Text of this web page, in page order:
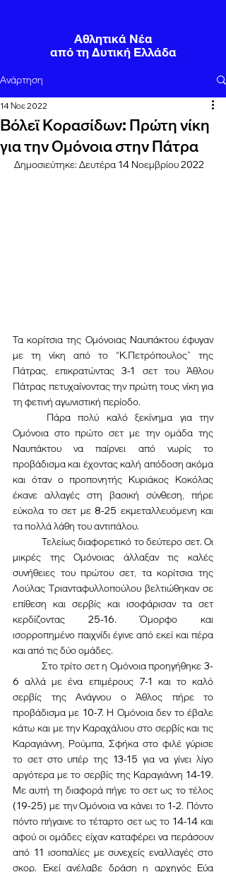
Αθλητικά Νέα
από τη Δυτική Ελλάδα
Ανάρτηση
Βόλεϊ Κορασίδων: Πρώτη νίκη
για την Ομόνοια στην Πάτρα
14 Νοε 2022
Τα κορίτσια της Ομόνοιας Ναυπάκτου έφυγαν
με τη νίκη από το “Κ.Πετρόπουλος” της
Πάτρας, επικρατώντας 3-1 σετ του Άθλου
Πάτρας πετυχαίνοντας την πρώτη τους νίκη για
τη φετινή αγωνιστική περίοδο.
Ομόνοια στο πρώτο σετ με την ομάδα της
Ναυπάκτου να παίρνει από νωρίς το
προβάδισμα και έχοντας καλή απόδοση ακόμα
και όταν ο προπονητής Κυριάκος Κοκόλας
έκανε αλλαγές στη βασική σύνθεση, πήρε
εύκολα το σετ με 8-25 εκμεταλλευόμενη και
τα πολλά λάθη του αντιπάλου.
μικρές της Ομόνοιας άλλαξαν τις καλές
συνήθειες του πρώτου σετ, τα κορίτσια της
Λούλας Τριανταφυλλοπούλου βελτιώθηκαν σε
επίθεση και σερβίς και ισοφάρισαν τα σετ
κερδίζοντας 25-16. Όμορφο και
ισορροπημένο παιχνίδι έγινε από εκεί και πέρα
και από τις δύο ομάδες.
6 αλλά με ένα επιμέρους 7-1 και το καλό
σερβίς της Ανάγνου ο Άθλος πήρε το
προβάδισμα με 10-7. Η Ομόνοια δεν το έβαλε
κάτω και με την Καραχάλιου στο σερβίς και τις
Καραγιάννη, Ρούμπα, Σφήκα στο φιλέ γύρισε
το σετ στο υπέρ της 13-15 για να γίνει λίγο
αργότερα με το σερβίς της Καραγιάννη 14-19.
Με αυτή τη διαφορά πήγε το σετ ως το τέλος
(19-25) με την Ομόνοια να κάνει το 1-2. Πόντο
πόντο πήγαινε το τέταρτο σετ ως το 14-14 και
αφού οι ομάδες είχαν καταφέρει να περάσουν
από 11 ισοπαλίες με συνεχείς εναλλαγές στο
σκορ. Εκεί ανέλαβε δράση η αρχηγός Εύα